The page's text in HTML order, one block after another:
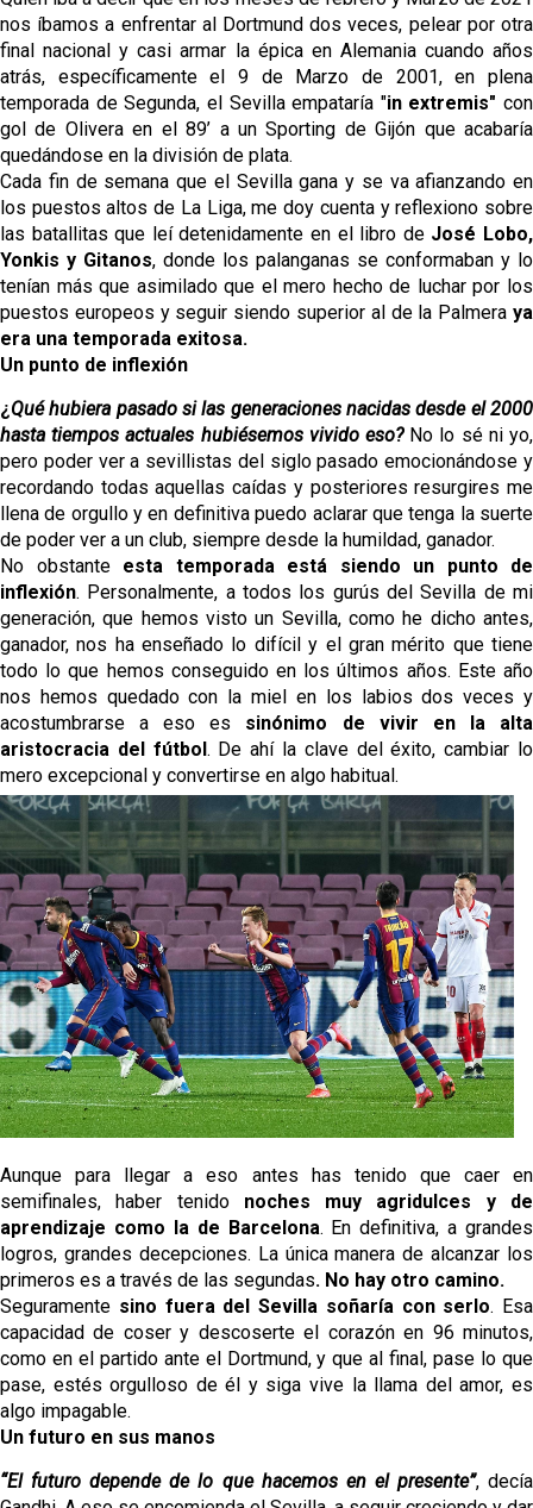
nos íbamos a enfrentar al Dortmund dos veces, pelear por otra
final nacional y casi armar la épica en Alemania cuando años
atrás, específicamente el 9 de Marzo de 2001, en plena
temporada de Segunda, el Sevilla empataría "in extremis" con
gol de Olivera en el 89’ a un Sporting de Gijón que acabaría
quedándose en la división de plata.
Cada fin de semana que el Sevilla gana y se va afianzando en
los puestos altos de La Liga, me doy cuenta y reflexiono sobre
las batallitas que leí detenidamente en el libro de José Lobo,
Yonkis y Gitanos, donde los palanganas se conformaban y lo
tenían más que asimilado que el mero hecho de luchar por los
puestos europeos y seguir siendo superior al de la Palmera ya
era una temporada exitosa.
Un punto de inflexión
¿Qué hubiera pasado si las generaciones nacidas desde el 2000
hasta tiempos actuales hubiésemos vivido eso?No lo sé ni yo,
pero poder ver a sevillistas del siglo pasado emocionándose y
recordando todas aquellas caídas y posteriores resurgires me
llena de orgullo y en definitiva puedo aclarar que tenga la suerte
de poder ver a un club, siempre desde la humildad, ganador.
No obstanteesta temporada está siendo un punto de
inflexión. Personalmente, a todos los gurús del Sevilla de mi
generación, que hemos visto un Sevilla, como he dicho antes,
ganador, nos ha enseñado lo difícil y el gran mérito que tiene
todo lo que hemos conseguido en los últimos años. Este año
nos hemos quedado con la miel en los labios dos veces y
acostumbrarse a eso es sinónimo de vivir en la alta
aristocracia del fútbol . De ahí la clave del éxito, cambiar lo
mero excepcional y convertirse en algo habitual.
Aunque para llegar a eso antes has tenido que caer en
semifinales, haber tenido noches muy agridulces y de
aprendizaje como la de Barcelona. En definitiva, a grandes
logros, grandes decepciones. La única manera de alcanzar los
primeros es a través de las segundas. No hay otro camino.
Seguramente sino fuera del Sevilla soñaría con serlo. Esa
capacidad de coser y descoserte el corazón en 96 minutos,
como en el partido ante el Dortmund, y que al final, pase lo que
pase, estés orgulloso de él y siga vive la llama del amor, es
algo impagable.
Un futuro en sus manos
“El futuro depende de lo que hacemos en el presente”, decía